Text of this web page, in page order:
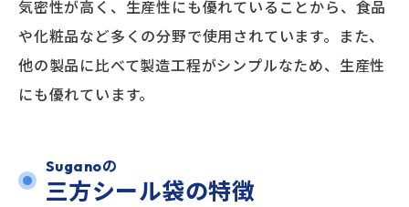
気密性が高く、生産性にも優れていることから、食品
や化粧品など多くの分野で使用されています。また、
他の製品に比べて製造工程がシンプルなため、生産性
にも優れています。
Suganoの
三方シール袋の特徴